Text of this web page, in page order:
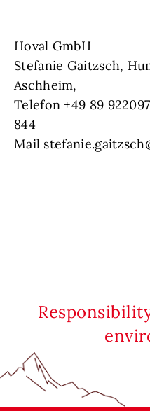
Hoval GmbH
Stefanie Gaitzsch,
Aschheim,
Telefon +49 89
844
Mail